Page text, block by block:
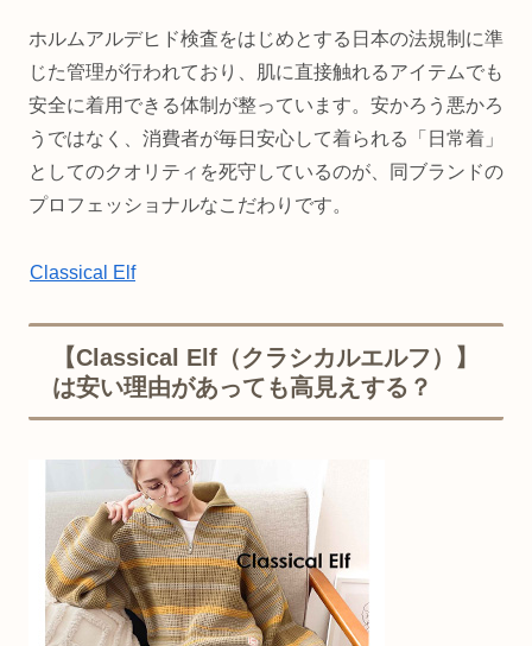
ホルムアルデヒド検査をはじめとする日本の法規制に準
じた管理が行われており、肌に直接触れるアイテムでも
安全に着用できる体制が整っています。安かろう悪かろ
うではなく、消費者が毎日安心して着られる「日常着」
としてのクオリティを死守しているのが、同ブランドの
プロフェッショナルなこだわりです。
Classical Elf
【Classical Elf（クラシカルエルフ）】
は安い理由があっても高見えする？